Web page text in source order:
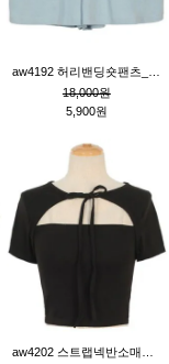
18,000원
5,900원